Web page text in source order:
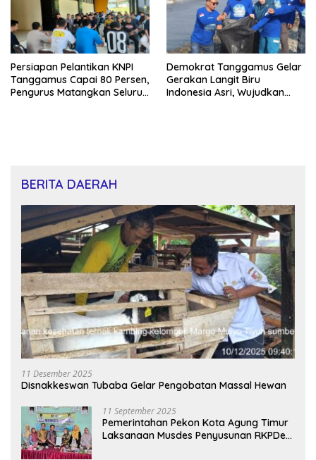
Persiapan Pelantikan KNPI
Tanggamus Capai 80 Persen,
Pengurus Matangkan Seluruh
Demokrat Tanggamus Gelar
Gerakan Langit Biru
Indonesia Asri, Wujudkan
BERITA DAERAH
11 Desember 2025
Disnakkeswan Tubaba Gelar Pengobatan Massal Hewan
11 September 2025
Pemerintahan Pekon Kota Agung Timur
Laksanaan Musdes Penyusunan RKPDes